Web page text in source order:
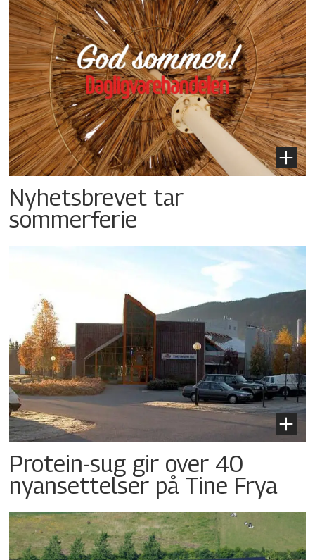
Nyhetsbrevet tar
sommerferie
Protein-sug gir over 40
nyansettelser på Tine Frya